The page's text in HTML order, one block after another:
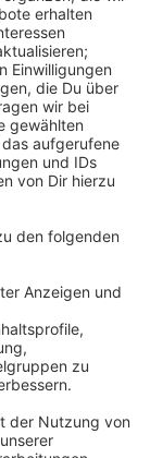
im
vier neue
gepflanzt
Klima- und
direkt an
Wichtig